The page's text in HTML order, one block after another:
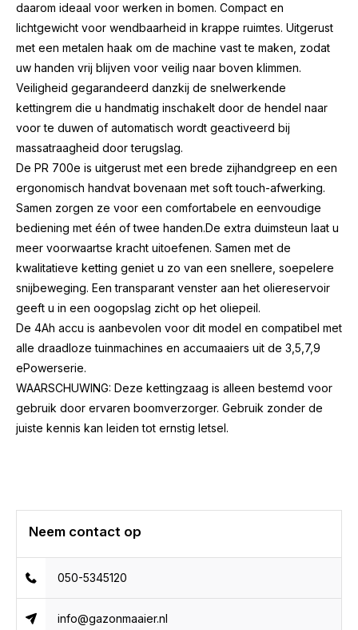
daarom ideaal voor werken in bomen. Compact en
lichtgewicht voor wendbaarheid in krappe ruimtes. Uitgerust
met een metalen haak om de machine vast te maken, zodat
uw handen vrij blijven voor veilig naar boven klimmen.
Veiligheid gegarandeerd danzkij de snelwerkende
kettingrem die u handmatig inschakelt door de hendel naar
voor te duwen of automatisch wordt geactiveerd bij
massatraagheid door terugslag.
De PR 700e is uitgerust met een brede zijhandgreep en een
ergonomisch handvat bovenaan met soft touch-afwerking.
Samen zorgen ze voor een comfortabele en eenvoudige
bediening met één of twee handen.De extra duimsteun laat u
meer voorwaartse kracht uitoefenen. Samen met de
kwalitatieve ketting geniet u zo van een snellere, soepelere
snijbeweging. Een transparant venster aan het oliereservoir
geeft u in een oogopslag zicht op het oliepeil.
De 4Ah accu is aanbevolen voor dit model en compatibel met
alle draadloze tuinmachines en accumaaiers uit de 3,5,7,9
ePowerserie.
WAARSCHUWING: Deze kettingzaag is alleen bestemd voor
gebruik door ervaren boomverzorger. Gebruik zonder de
juiste kennis kan leiden tot ernstig letsel.
Neem contact op
050-5345120
info@gazonmaaier.nl